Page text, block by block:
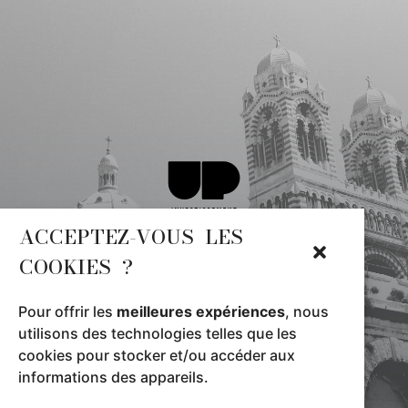
ACCEPTEZ-VOUS LES
COOKIES ?
Pour offrir les meilleures expériences, nous
utilisons des technologies telles que les
cookies pour stocker et/ou accéder aux
informations des appareils.
5 Place du Château Joly,
13002 Marseille, France
invest@upinvestissement.com